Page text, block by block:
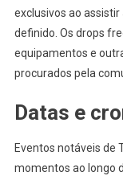
exclusivos ao
definido. Os drops
equipamentos e
procurados pela
Datas e
Eventos notáveis de
momentos ao longo